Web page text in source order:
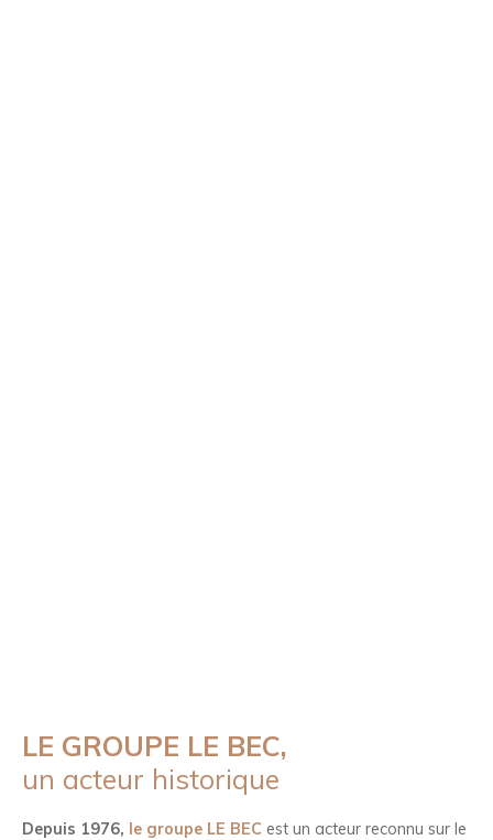
LE GROUPE LE BEC,
un acteur historique
Depuis 1976, le groupe LE BEC est un acteur reconnu sur le